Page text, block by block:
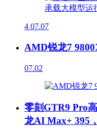
4 07.07
AMD锐龙7
07.02
零刻GTR9 Pro
龙AI Max+ 395